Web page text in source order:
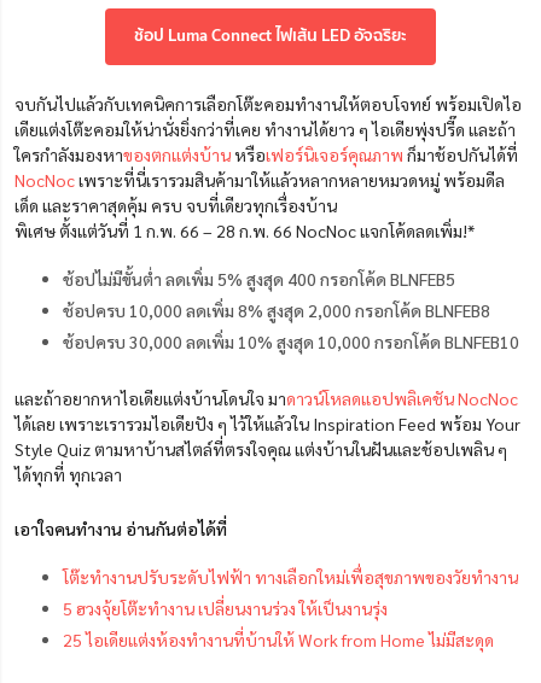
ช้อป Luma Connect ไฟเส้น LED อัจฉริยะ
จบกันไปแล้วกับเทคนิคการเลือกโต๊ะคอมทำงานให้ตอบโจทย์ พร้อมเปิดไอ
เดียแต่งโต๊ะคอมให้น่านั่งยิ่งกว่าที่เคย ทำงานได้ยาว ๆ ไอเดียพุ่งปรี๊ด และถ้า
ใครกำลังมองหาของตกแต่งบ้านหรือเฟอร์นิเจอร์คุณภาพ ก็มาช้อปกันได้ที่
NocNocเพราะที่นี่เรารวมสินค้ามาให้แล้วหลากหลายหมวดหมู่ พร้อมดีล
เด็ด และราคาสุดคุ้ม ครบ จบที่เดียวทุกเรื่องบ้าน
พิเศษ ตั้งแต่วันที่ 1 ก.พ. 66 – 28 ก.พ. 66 NocNoc แจกโค้ดลดเพิ่ม!*
ช้อปไม่มีขั้นต่ำ ลดเพิ่ม 5% สูงสุด 400 กรอกโค้ด BLNFEB5
ช้อปครบ 10,000 ลดเพิ่ม 8% สูงสุด 2,000 กรอกโค้ด BLNFEB8
ช้อปครบ 30,000 ลดเพิ่ม 10% สูงสุด 10,000 กรอกโค้ด BLNFEB10
และถ้าอยากหาไอเดียแต่งบ้านโดนใจ มาดาวน์โหลดแอปพลิเคชัน NocNoc
ได้เลย เพราะเรารวมไอเดียปัง ๆ ไว้ให้แล้วใน Inspiration Feed พร้อม Your
Style Quiz ตามหาบ้านสไตล์ที่ตรงใจคุณ แต่งบ้านในฝันและช้อปเพลิน ๆ
ได้ทุกที่ ทุกเวลา
เอาใจคนทำงาน อ่านกันต่อได้ที่
โต๊ะทำงานปรับระดับไฟฟ้า ทางเลือกใหม่เพื่อสุขภาพของวัยทำงาน
5 ฮวงจุ้ยโต๊ะทำงาน เปลี่ยนงานร่วง ให้เป็นงานรุ่ง
25 ไอเดียแต่งห้องทำงานที่บ้านให้ Work from Home ไม่มีสะดุด